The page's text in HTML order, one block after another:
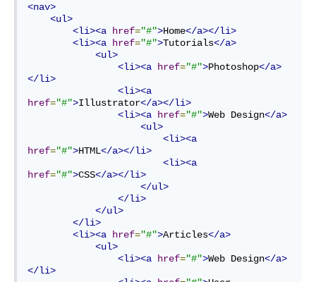
<nav>
<ul>
<li><a
href="#">Home</a></li>
<li><a
href="#">Tutorials</a>
<ul>
<li><a
href="#">Photoshop</a>
</li>
<li><a
href="#">Illustrator</a></li>
<li><a
href="#">Web Design</a>
<ul>
<li><a
href="#">HTML</a></li>
<li><a
href="#">CSS</a></li>
</ul>
</li>
</ul>
</li>
<li><a
href="#">Articles</a>
<ul>
<li><a
href="#">Web Design</a>
</li>